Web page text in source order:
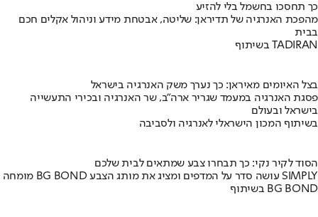
כך תחסכו בחשמל בלי להזיע
מהפכת האנרגיה של תדיראן: שליטה, אבטחת מידע וניהול אקלים חכם
בבית
בשיתוף TADIRAN
בצל האיומים מאיראן: כך נערך משק האנרגיה בישראל
פסגת האנרגיה במעמד שגריר ארה"ב, שר האנרגיה ובכירי התעשייה
בישראל ובעולם
בשיתוף המכון הישראלי לאנרגיה ולסביבה
הסוד לקיר נקי: כך תבחרו צבע שמתאים לבית שלכם
מומחה BG BOND עושה סדר על המדפים ומציג את מותג הצבע SIMPLY
בשיתוף BG BOND